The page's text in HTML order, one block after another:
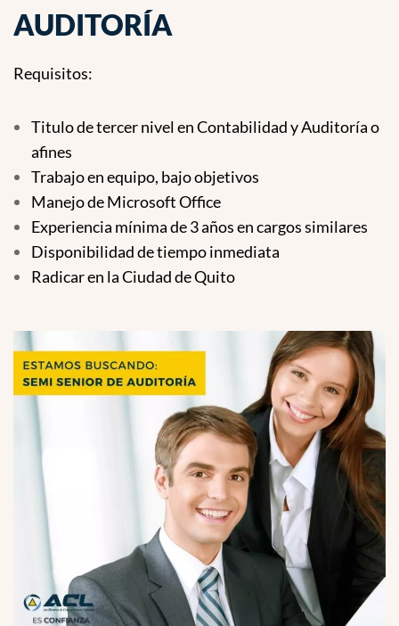
AUDITORÍA
Requisitos:
Titulo de tercer nivel en Contabilidad y Auditoría o
afines
Trabajo en equipo, bajo objetivos
Manejo de Microsoft Office
Experiencia mínima de 3 años en cargos similares
Disponibilidad de tiempo inmediata
Radicar en la Ciudad de Quito